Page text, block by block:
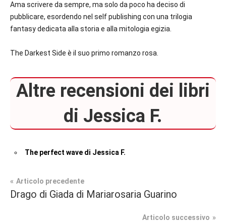
Ama scrivere da sempre, ma solo da poco ha deciso di
pubblicare, esordendo nel self publishing con una trilogia
fantasy dedicata alla storia e alla mitologia egizia.
The Darkest Side è il suo primo romanzo rosa.
Altre recensioni dei libri
di Jessica F.
The perfect wave di Jessica F.
Tag
Contemporary
Navigazione
Articolo precedente
Drago di Giada di Mariarosaria Guarino
Articolo successivo